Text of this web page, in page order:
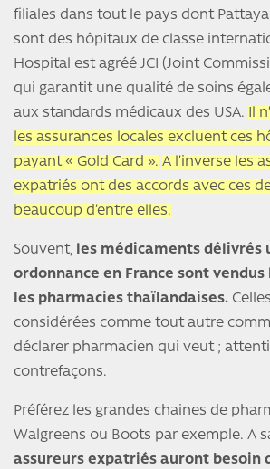
filiales dans tout le pays dont Pattaya
sont des hôpitaux de classe
Hospital est agréé JCI (Joint
qui garantit une qualité de soins
aux standards médicaux des USA.
Il
les assurances locales excluent ces
payant « Gold Card ». A l’inverse les
expatriés ont des accords avec ces
beaucoup d’entre elles.
Souvent, les médicaments délivrés
ordonnance en France sont
les pharmacies thaïlandaises.
considérées comme tout autre
déclarer pharmacien qui veut ;
contrefaçons.
Préférez les grandes chaines de
Walgreens ou Boots par exemple. A
assureurs expatriés auront besoin